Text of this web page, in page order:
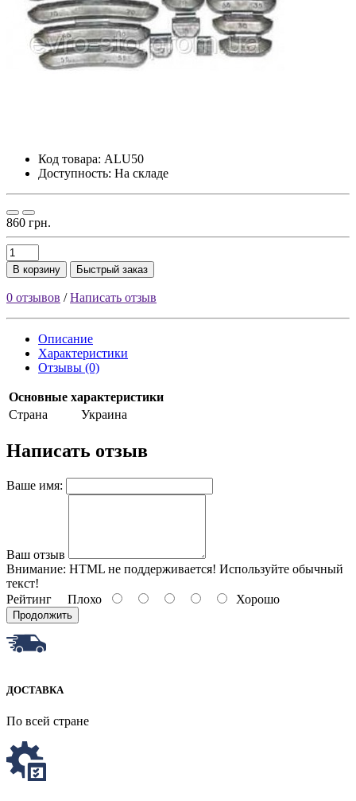
Код товара: ALU50
Доступность: На складе
860 грн.
В корзину Быстрый заказ
0 отзывов /Написать отзыв
Описание
Характеристики
Отзывы (0)
Основные характеристики
Страна
Украина
Написать отзыв
Ваше имя:
Ваш отзыв
Внимание: HTML не поддерживается! Используйте обычный
текст!
Рейтинг Плохо Хорошо
Продолжить
ДОСТАВКА
По всей стране